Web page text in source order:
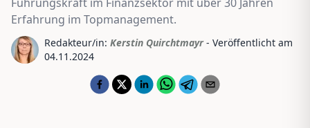
Erfahrung im Topmanagement.
Redakteur/in: Kerstin Quirchtmayr - Veröffentlicht am
04.11.2024